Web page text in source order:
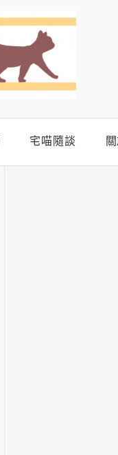
宅喵隨談